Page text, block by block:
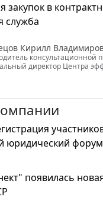
закупок в
служба
Кирилл
консультационной
директор Центра
юридический форум
появилась